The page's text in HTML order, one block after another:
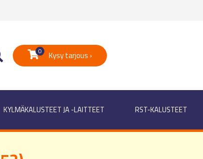
0 Kysy tarjous ›
KYLMÄKALUSTEET JA -LAITTEET RST-KALUSTEET